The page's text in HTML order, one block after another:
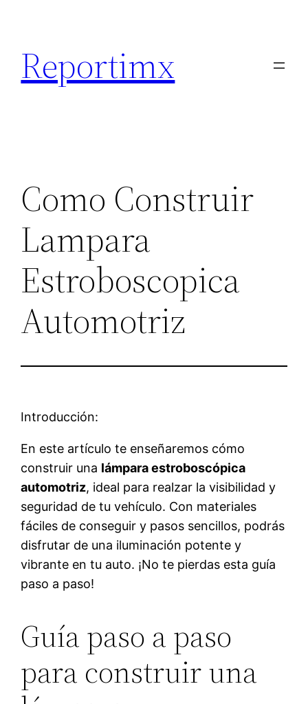
contenido
Reportimx
Como Construir
Lampara
Estroboscopica
Automotriz
Introducción:
En este artículo te enseñaremos cómo
construir una lámpara estroboscópica
automotriz, ideal para realzar la visibilidad y
seguridad de tu vehículo. Con materiales
fáciles de conseguir y pasos sencillos, podrás
disfrutar de una iluminación potente y
vibrante en tu auto. ¡No te pierdas esta guía
paso a paso!
Guía paso a paso
para construir una